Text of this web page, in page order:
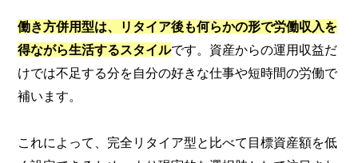
働き方併用型は、リタイア後も何らかの形で労働収入を
得ながら生活するスタイルです。資産からの運用収益だ
けでは不足する分を自分の好きな仕事や短時間の労働で
補います。
これによって、完全リタイア型と比べて目標資産額を低